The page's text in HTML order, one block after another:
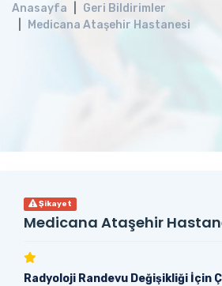
Anasayfa
Geri Bildirimler
Medicana Ataşehir Hastanesi
Şikayet
Medicana Ataşehir
Radyoloji Randevu Değişikliği İçin